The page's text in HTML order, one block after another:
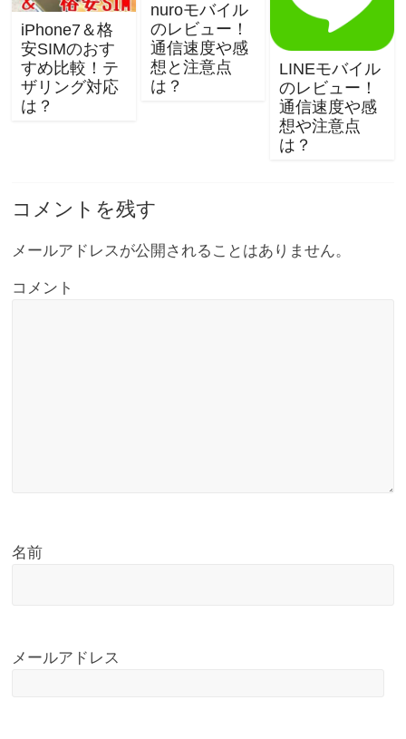
iPhone7＆格
安SIMのおす
すめ比較！テ
ザリング対応
は？
nuroモバイル
のレビュー！
通信速度や感
想と注意点
は？
LINEモバイル
のレビュー！
通信速度や感
想や注意点
は？
コメントを残す
メールアドレスが公開されることはありません。
コメント
名前
メールアドレス